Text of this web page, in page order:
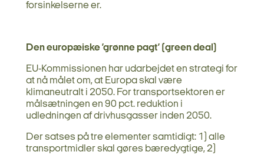
forsinkelserne er.
Den europæiske ’grønne pagt’ (green deal)
EU-Kommissionen har udarbejdet en strategi for
at nå målet om, at Europa skal være
klimaneutralt i 2050. For transportsektoren er
målsætningen en 90 pct. reduktion i
udledningen af drivhusgasser inden 2050.
Der satses på tre elementer samtidigt: 1) alle
transportmidler skal gøres bæredygtige, 2)